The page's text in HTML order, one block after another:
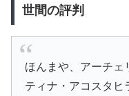
世間の評判
ほんまや、アーチ
ティナ・アコスタヒ